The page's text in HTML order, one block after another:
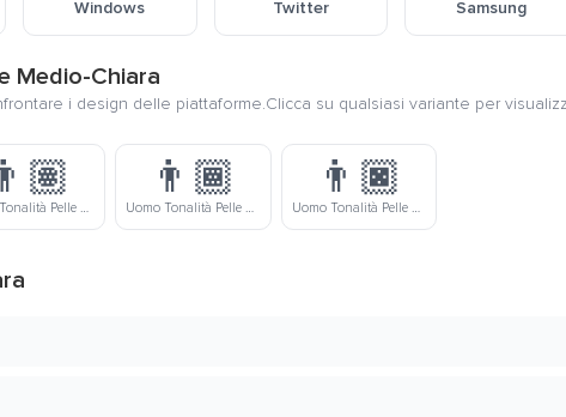
Windows Twitter Samsung
Medio-Chiara
i design delle piattaforme.Clicca su qualsiasi variante per
Uomo Tonalità Pelle Media
👨🏾
Uomo Tonalità Pelle Medio-Scura
👨🏿
Uomo Tonalità Pelle Scura